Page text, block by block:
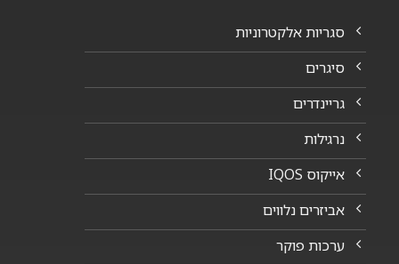
סגריות אלקטרוניות
סיגרים
גריינדרים
נרגילות
אייקוס IQOS
אביזרים נלווים
ערכות פוקר